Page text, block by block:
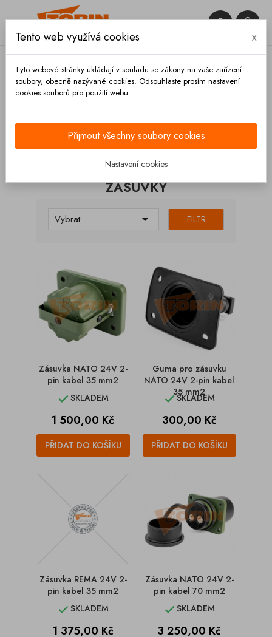
 

KATEGORIE
ZÁSUVKY
Vybrat  FILTR
Zásuvka NATO 24V 2-
pin kabel 35 mm2
SKLADEM
Cena
1 500,00 Kč
PŘIDAT DO KOŠÍKU
Guma pro zásuvku
NATO 24V 2-pin kabel
35 mm2
SKLADEM
Cena
300,00 Kč
PŘIDAT DO KOŠÍKU
Zásuvka REMA 24V 2-
pin kabel 35 mm2
SKLADEM
Cena
1 375,00 Kč
Zásuvka NATO 24V 2-
pin kabel 70 mm2
SKLADEM
Cena
3 250,00 Kč
Tento web využívá cookies x
Tyto webové stránky ukládají v souladu se zákony na vaše zařízení
soubory, obecně nazývané cookies. Odsouhlaste prosím nastavení
cookies souborů pro použití webu.
Přijmout všechny soubory cookies
Nastavení cookies